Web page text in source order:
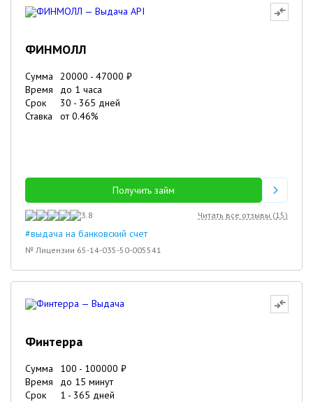
ФИНМОЛЛ
Сумма 20000 - 47000 ₽
Время
до 1 часа
Срок
30 - 365 дней
Ставка
от0.46%
Получить займ
3.8 Читать все отзывы (15)
#выдача на банковский счет
№ Лицензии 65-14-035-50-005541
Финтерра
Сумма 100 - 100000 ₽
Время
до 15 минут
Срок
1 - 365 дней